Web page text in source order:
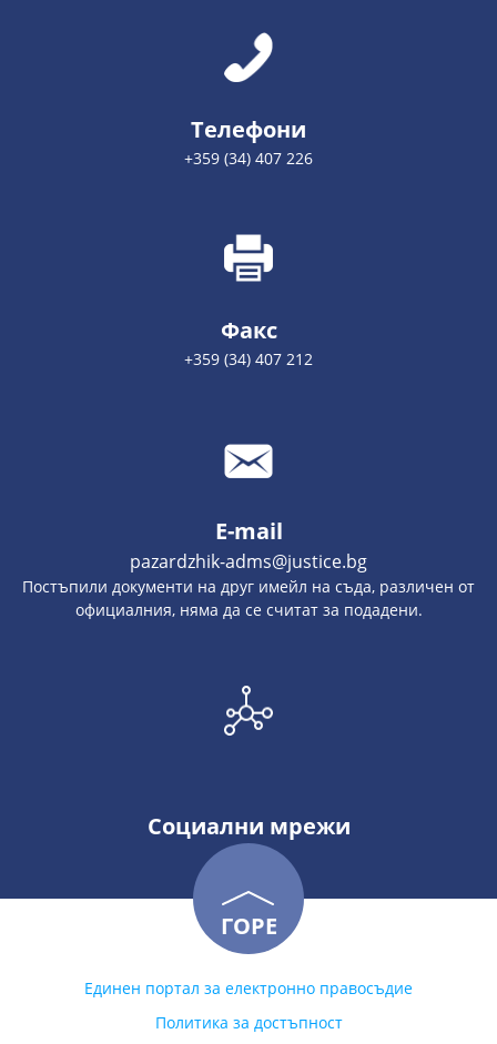
Телефони
+359 (34) 407 226
Факс
+359 (34) 407 212
E-mail
pazardzhik-adms@justice.bg
Постъпили документи на друг имейл на съда, различен от
официалния, няма да се считат за подадени.
Социални мрежи
ГОРЕ
Единен портал за електронно правосъдие
Политика за достъпност